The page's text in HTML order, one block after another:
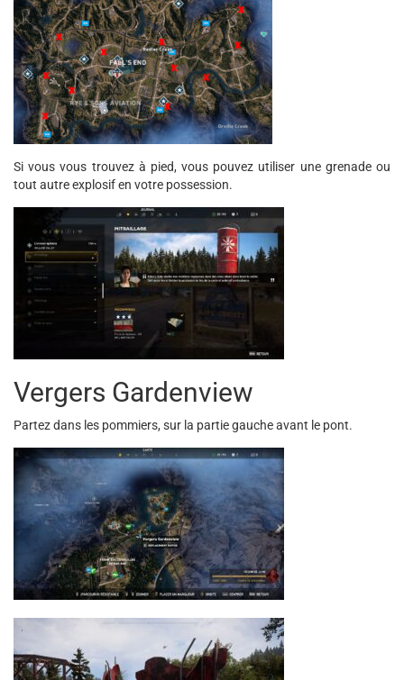
Si vous vous trouvez à pied, vous pouvez utiliser une grenade ou
tout autre explosif en votre possession.
Vergers Gardenview
Partez dans les pommiers, sur la partie gauche avant le pont.